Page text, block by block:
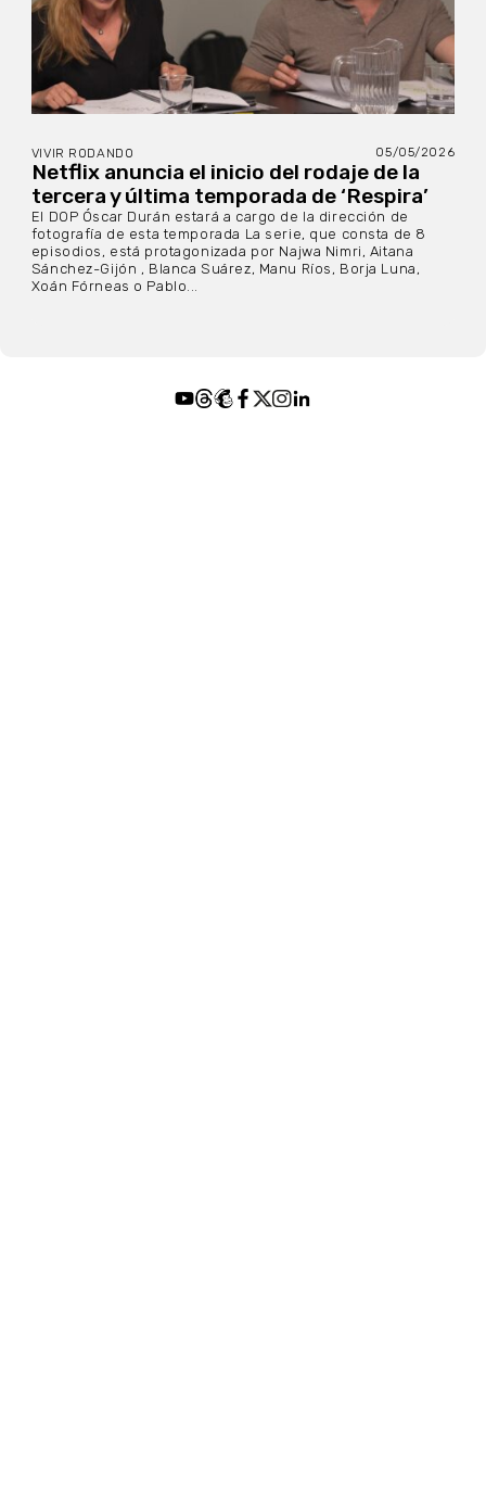
VIVIR RODANDO 05/05/2026
Netflix anuncia el inicio del rodaje de la
tercera y última temporada de ‘Respira’
El DOP Óscar Durán estará a cargo de la dirección de
fotografía de esta temporada La serie, que consta de 8
episodios, está protagonizada por Najwa Nimri, Aitana
Sánchez-Gijón , Blanca Suárez, Manu Ríos, Borja Luna,
Xoán Fórneas o Pablo...